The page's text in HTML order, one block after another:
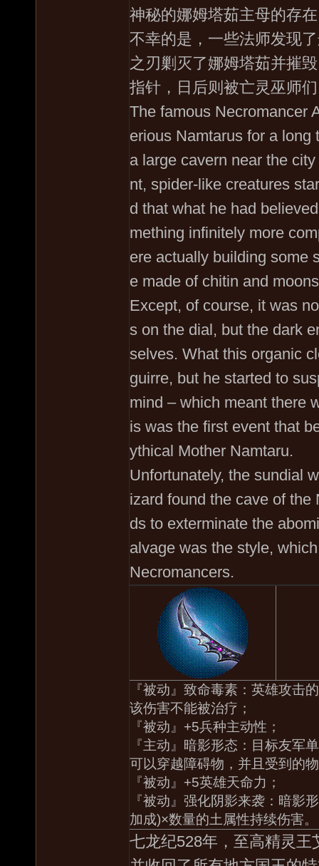
神秘的娜姆塔茹主母的存
不幸的是，一些法师发现
之刃剿灭了娜姆塔茹并摧
指针，日后则被亡灵巫师
The famous Necromancer
erious Namtarus for a long
a large cavern near the
nt, spider-like creatures
d that what he had
mething infinitely more
ere actually building some
e made of chitin and
Except, of course, it was
s on the dial, but the dark
selves. What this organic
guirre, but he started to
mind – which meant there
is was the first event that
ythical Mother Namtaru.
Unfortunately, the sundial
izard found the cave of the
ds to exterminate the
alvage was the style,
Necromancers.
『被动』致命毒素：英雄攻击
该伤害不能被治疗；
『被动』+5兵种主动性；
『主动』暗影形态：目标友军
可以穿越障碍物，并且受到的
『被动』+5英雄天命力；
『被动』强化阴影来袭：暗影
加成)×数量的土属性持续伤害。
七龙纪528年，至高精灵